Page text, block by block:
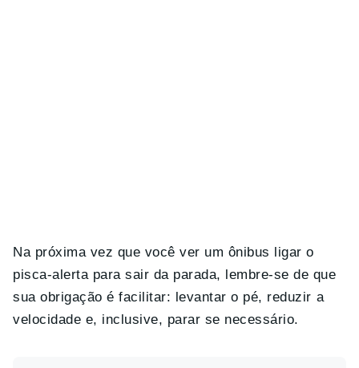
Na próxima vez que você ver um ônibus ligar o
pisca-alerta para sair da parada, lembre-se de que
sua obrigação é facilitar: levantar o pé, reduzir a
velocidade e, inclusive, parar se necessário.